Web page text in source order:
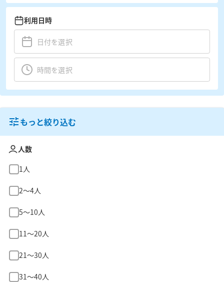
利用日時
もっと絞り込む
人数
1人
2〜4人
5〜10人
11〜20人
21〜30人
31〜40人